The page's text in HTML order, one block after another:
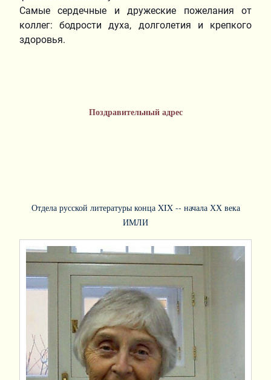
Самые сердечные и дружеские пожелания от
коллег: бодрости духа, долголетия и крепкого
здоровья.
Поздравительный адрес
Отдела русской литературы конца ΧΙΧ -- начала ХХ века
ИМЛИ